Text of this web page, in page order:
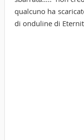
qualcuno ha
di onduline di